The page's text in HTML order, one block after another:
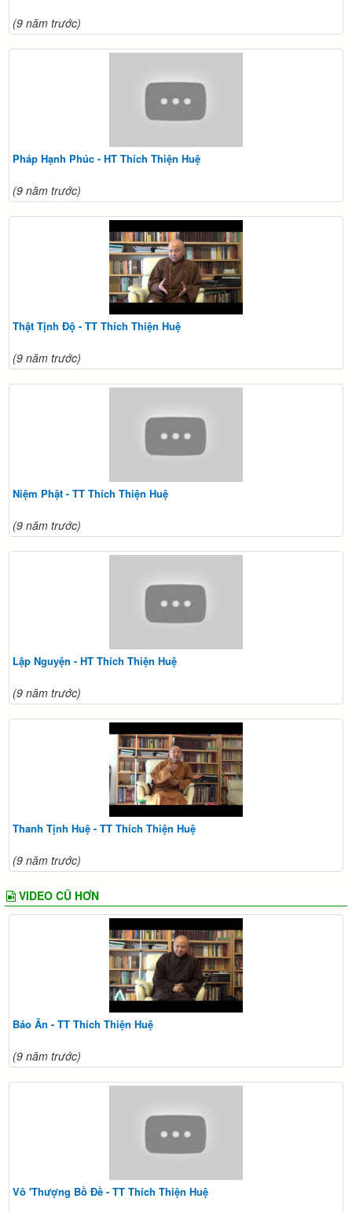
(9 năm trước)
Pháp Hạnh Phúc - HT Thích Thiện Huệ
(9 năm trước)
Thật Tịnh Độ - TT Thích Thiện Huệ
(9 năm trước)
Niệm Phật - TT Thích Thiện Huệ
(9 năm trước)
Lập Nguyện - HT Thích Thiện Huệ
(9 năm trước)
Thanh Tịnh Huệ - TT Thích Thiện Huệ
(9 năm trước)
VIDEO CŨ HƠN
Báo Ân - TT Thích Thiện Huệ
(9 năm trước)
Vô 'Thượng Bồ Đề - TT Thích Thiện Huệ